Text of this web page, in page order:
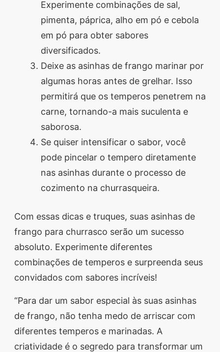
Experimente combinações de sal,
pimenta, páprica, alho em pó e cebola
em pó para obter sabores
diversificados.
Deixe as asinhas de frango marinar por
algumas horas antes de grelhar. Isso
permitirá que os temperos penetrem na
carne, tornando-a mais suculenta e
saborosa.
Se quiser intensificar o sabor, você
pode pincelar o tempero diretamente
nas asinhas durante o processo de
cozimento na churrasqueira.
Com essas dicas e truques, suas asinhas de
frango para churrasco serão um sucesso
absoluto. Experimente diferentes
combinações de temperos e surpreenda seus
convidados com sabores incríveis!
“Para dar um sabor especial às suas asinhas
de frango, não tenha medo de arriscar com
diferentes temperos e marinadas. A
criatividade é o segredo para transformar um